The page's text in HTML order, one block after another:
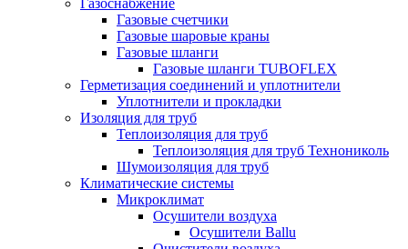
Газоснабжение
Газовые счетчики
Газовые шаровые краны
Газовые шланги
Газовые шланги TUBOFLEX
Герметизация соединений и уплотнители
Уплотнители и прокладки
Изоляция для труб
Теплоизоляция для труб
Теплоизоляция для труб Технониколь
Шумоизоляция для труб
Климатические системы
Микроклимат
Осушители воздуха
Осушители Ballu